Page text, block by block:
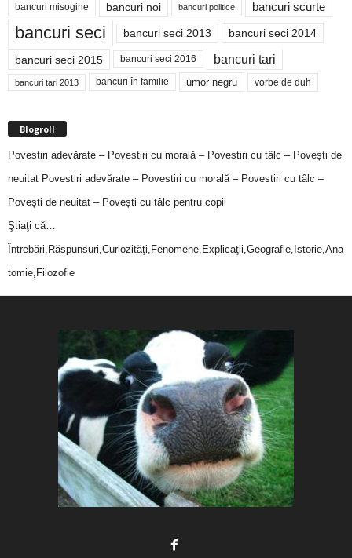
bancuri misogine bancuri noi bancuri politice bancuri scurte
bancuri seci bancuri seci 2013 bancuri seci 2014
bancuri seci 2015 bancuri seci 2016 bancuri tari
bancuri tari 2013 bancuri în familie umor negru vorbe de duh
Blogroll
Povestiri adevărate – Povestiri cu morală – Povestiri cu tâlc – Povești de
neuitat Povestiri adevărate – Povestiri cu morală – Povestiri cu tâlc –
Povești de neuitat – Povești cu tâlc pentru copii
Ştiaţi că…
Întrebări,Răspunsuri,Curiozităţi,Fenomene,Explicaţii,Geografie,Istorie,Ana
tomie,Filozofie